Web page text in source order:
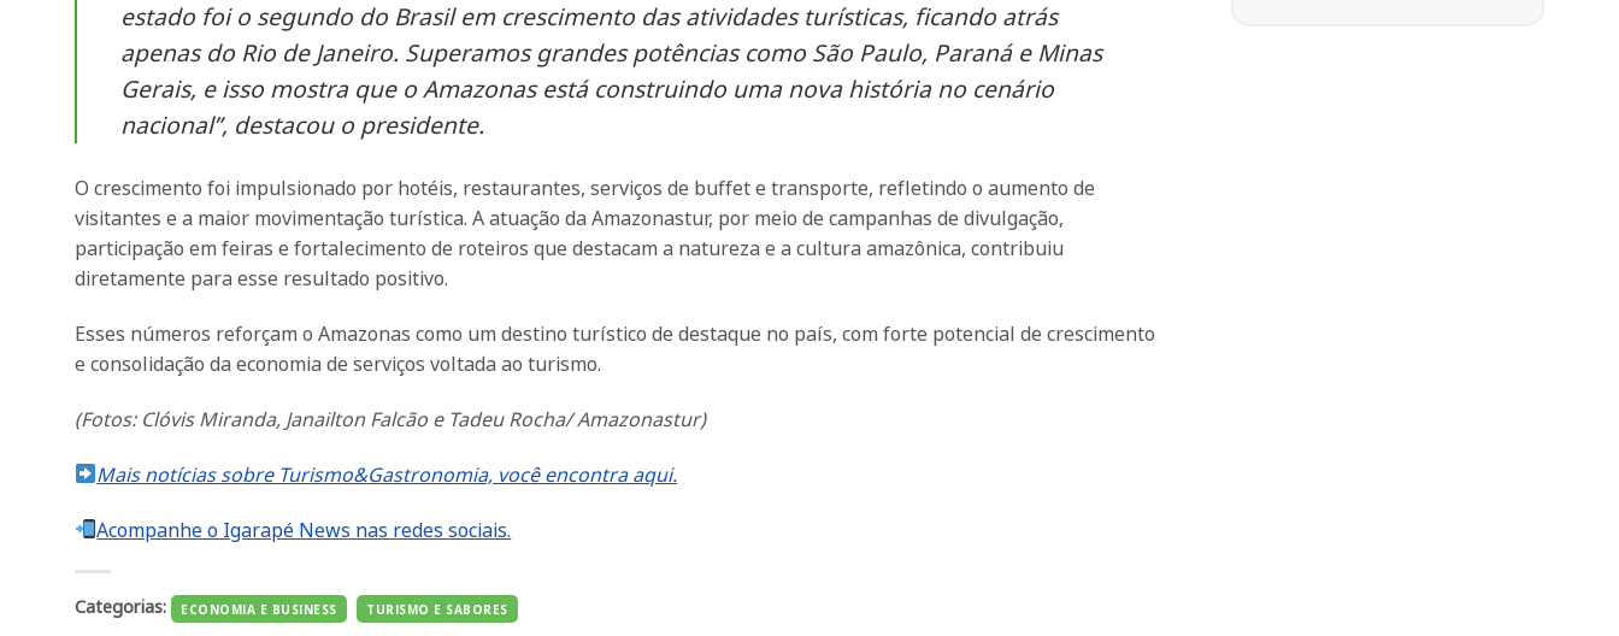
estado foi o segundo do Brasil em crescimento das atividades turísticas, ficando atrás
apenas do Rio de Janeiro. Superamos grandes potências como São Paulo, Paraná e Minas
Gerais, e isso mostra que o Amazonas está construindo uma nova história no cenário
nacional”, destacou o presidente.
O crescimento foi impulsionado por hotéis, restaurantes, serviços de buffet e transporte, refletindo o aumento de
visitantes e a maior movimentação turística. A atuação da Amazonastur, por meio de campanhas de divulgação,
participação em feiras e fortalecimento de roteiros que destacam a natureza e a cultura amazônica, contribuiu
diretamente para esse resultado positivo.
Esses números reforçam o Amazonas como um destino turístico de destaque no país, com forte potencial de crescimento
e consolidação da economia de serviços voltada ao turismo.
(Fotos: Clóvis Miranda, Janailton Falcão e Tadeu Rocha/ Amazonastur)
Mais notícias sobre Turismo&Gastronomia, você encontra aqui.
Acompanhe o Igarapé News nas redes sociais.
Categorias: ECONOMIA E BUSINESS TURISMO E SABORES